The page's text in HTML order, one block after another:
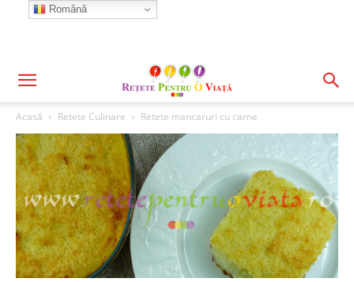
Acasă Retete Culinare Retete mancaruri cu carne
Română